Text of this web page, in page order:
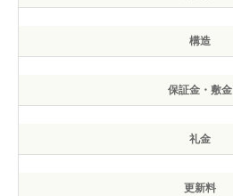
構造
保証金・敷金
礼金
更新料